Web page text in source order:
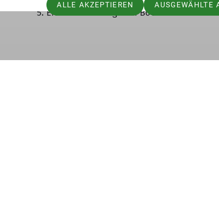
Erstelle deine eigenen Boulder und teile
ALLE AKZEPTIEREN AUSGEWÄHLTE